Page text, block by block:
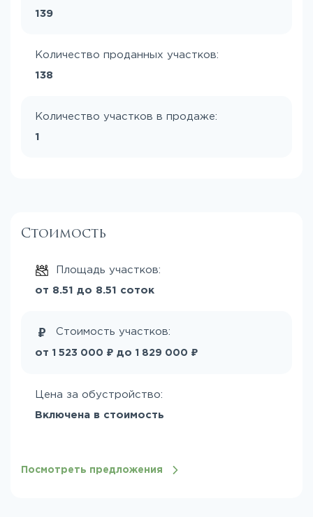
139
Количество проданных участков:
138
Количество участков в продаже:
1
Стоимость
Площадь участков:
от 8.51 до 8.51 соток
Стоимость участков:
от 1 523 000 ₽ до 1 829 000 ₽
Цена за обустройство:
Включена в стоимость
Посмотреть предложения